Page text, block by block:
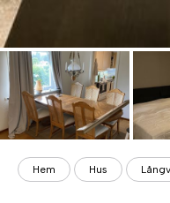
Hem Hus